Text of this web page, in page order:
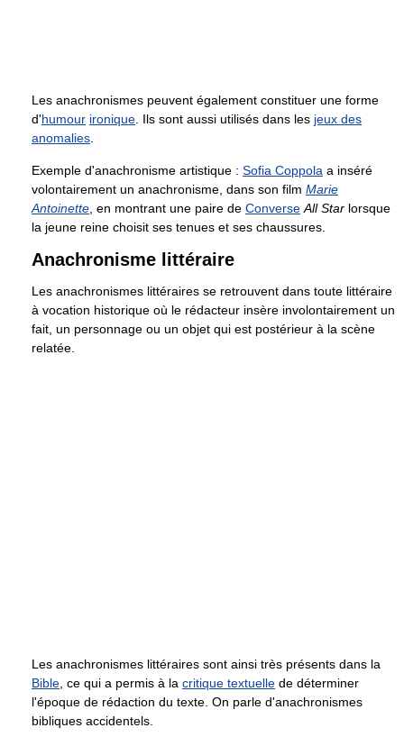
Les anachronismes peuvent également constituer une forme
d'humour ironique . Ils sont aussi utilisés dans les jeux des
anomalies
Exemple d'anachronisme artistique : Sofia Coppola a inséré
volontairement un anachronisme, dans son film Marie
Antoinette , en montrant une paire de Converse All Star lorsque
la jeune reine choisit ses tenues et ses chaussures.
Anachronisme littéraire
Les anachronismes littéraires se retrouvent dans toute littéraire
à vocation historique où le rédacteur insère involontairement un
fait, un personnage ou un objet qui est postérieur à la scène
relatée.
Les anachronismes littéraires sont ainsi très présents dans la
Bible , ce qui a permis à la critique textuelle de déterminer
l'époque de rédaction du texte. On parle d'anachronismes
bibliques accidentels.